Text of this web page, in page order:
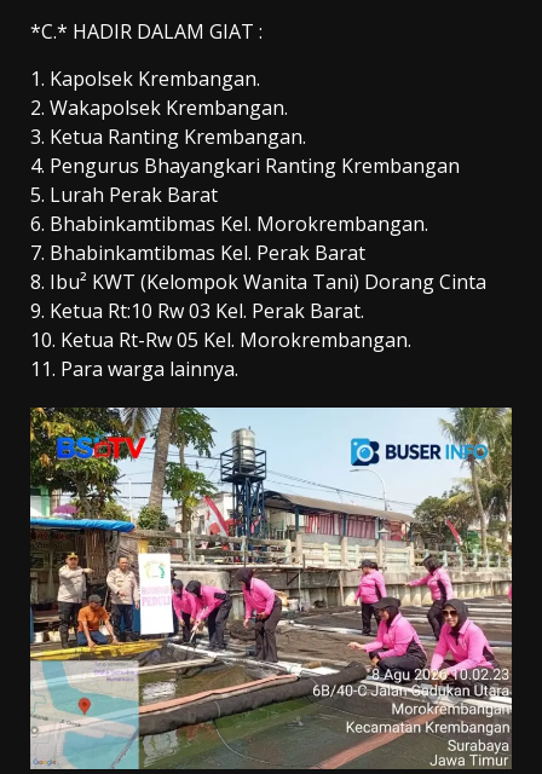
*C.* HADIR DALAM GIAT :
1. Kapolsek Krembangan.
2. Wakapolsek Krembangan.
3. Ketua Ranting Krembangan.
4. Pengurus Bhayangkari Ranting Krembangan
5. Lurah Perak Barat
6. Bhabinkamtibmas Kel. Morokrembangan.
7. Bhabinkamtibmas Kel. Perak Barat
8. Ibu² KWT (Kelompok Wanita Tani) Dorang Cinta
9. Ketua Rt:10 Rw 03 Kel. Perak Barat.
10. Ketua Rt-Rw 05 Kel. Morokrembangan.
11. Para warga lainnya.